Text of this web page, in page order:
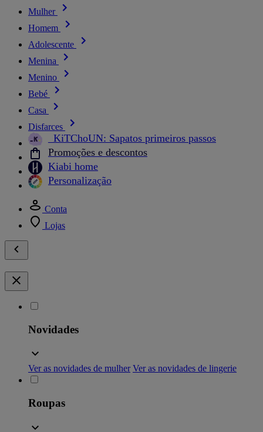
Mulher
Homem
Adolescente
Menina
Menino
Bebé
Casa
Disfarces
_KiTChoUN: Sapatos primeiros passos
Promoções e descontos
Kiabi home
Personalização
Conta
Lojas
Novidades
Ver as novidades de mulher Ver as novidades de lingerie
Roupas